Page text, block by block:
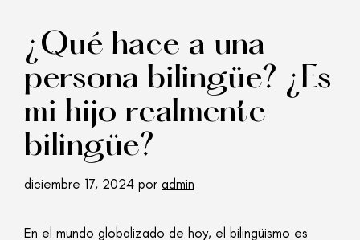
¿Qué hace a una
persona bilingüe? ¿Es
mi hijo realmente
bilingüe?
diciembre 17, 2024 por admin
En el mundo globalizado de hoy, el bilingüismo es